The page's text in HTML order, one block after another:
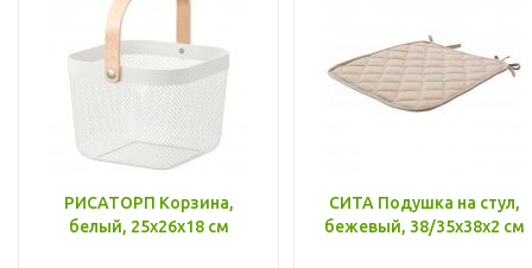
РИСАТОРП Корзина,
белый, 25x26x18 см
СИТА Подушка на стул,
бежевый, 38/35x38x2 см